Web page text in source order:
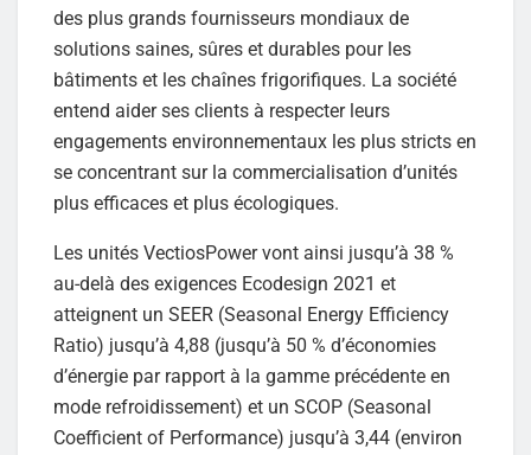
des plus grands fournisseurs mondiaux de
solutions saines, sûres et durables pour les
bâtiments et les chaînes frigorifiques. La société
entend aider ses clients à respecter leurs
engagements environnementaux les plus stricts en
se concentrant sur la commercialisation d’unités
plus efficaces et plus écologiques.
Les unités VectiosPower vont ainsi jusqu’à 38 %
au-delà des exigences Ecodesign 2021 et
atteignent un SEER (Seasonal Energy Efficiency
Ratio) jusqu’à 4,88 (jusqu’à 50 % d’économies
d’énergie par rapport à la gamme précédente en
mode refroidissement) et un SCOP (Seasonal
Coefficient of Performance) jusqu’à 3,44 (environ